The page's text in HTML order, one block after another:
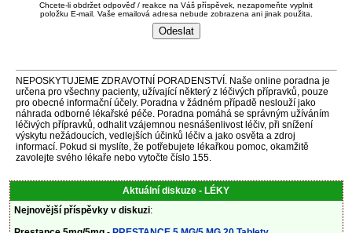
Chcete-li obdržet odpověď / reakce na Váš příspěvek, nezapomeňte vyplnit
položku E-mail. Vaše emailová adresa nebude zobrazena ani jinak použita.
NEPOSKYTUJEME ZDRAVOTNÍ PORADENSTVÍ. Naše online poradna je
určena pro všechny pacienty, užívající některý z léčivých přípravků, pouze
pro obecné informační účely. Poradna v žádném případě neslouží jako
náhrada odborné lékařské péče. Poradna pomáhá se správným užíváním
léčivých přípravků, odhalit vzájemnou nesnášenlivost léčiv, při snížení
výskytu nežádoucích, vedlejších účinků léčiv a jako osvěta a zdroj
informací. Pokud si myslíte, že potřebujete lékařkou pomoc, okamžitě
zavolejte svého lékaře nebo vytočte číslo 155.
Aktuální diskuze - LÉKY
Nejnovější příspěvky v diskuzi: